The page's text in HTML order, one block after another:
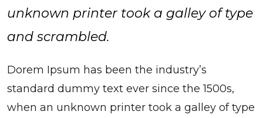
unknown printer took a galley of type
and scrambled.
Dorem Ipsum has been the industry’s
standard dummy text ever since the 1500s,
when an unknown printer took a galley of type